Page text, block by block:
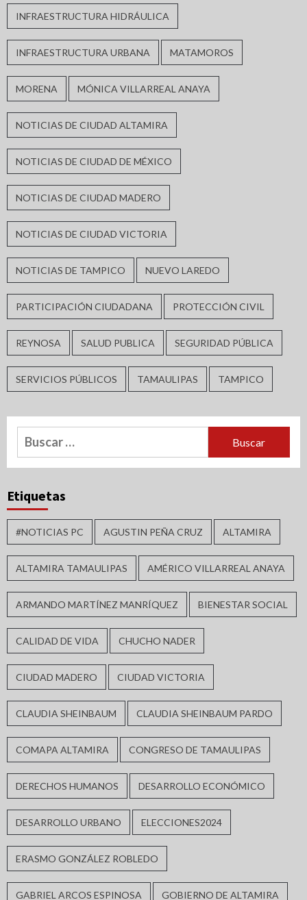
INFRAESTRUCTURA HIDRÁULICA
INFRAESTRUCTURA URBANA MATAMOROS
MORENA MÓNICA VILLARREAL ANAYA
NOTICIAS DE CIUDAD ALTAMIRA
NOTICIAS DE CIUDAD DE MÉXICO
NOTICIAS DE CIUDAD MADERO
NOTICIAS DE CIUDAD VICTORIA
NOTICIAS DE TAMPICO NUEVO LAREDO
PARTICIPACIÓN CIUDADANA PROTECCIÓN CIVIL
REYNOSA SALUD PUBLICA SEGURIDAD PÚBLICA
SERVICIOS PÚBLICOS TAMAULIPAS TAMPICO
Buscar:
Etiquetas
#NOTICIAS PC AGUSTIN PEÑA CRUZ ALTAMIRA
ALTAMIRA TAMAULIPAS AMÉRICO VILLARREAL ANAYA
ARMANDO MARTÍNEZ MANRÍQUEZ BIENESTAR SOCIAL
CALIDAD DE VIDA CHUCHO NADER
CIUDAD MADERO CIUDAD VICTORIA
CLAUDIA SHEINBAUM CLAUDIA SHEINBAUM PARDO
COMAPA ALTAMIRA CONGRESO DE TAMAULIPAS
DERECHOS HUMANOS DESARROLLO ECONÓMICO
DESARROLLO URBANO ELECCIONES2024
ERASMO GONZÁLEZ ROBLEDO
GABRIEL ARCOS ESPINOSA GOBIERNO DE ALTAMIRA